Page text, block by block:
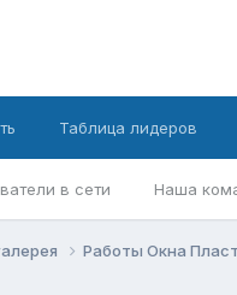
в сети Наша
Таблица лидеров
Работы Окна Пласт